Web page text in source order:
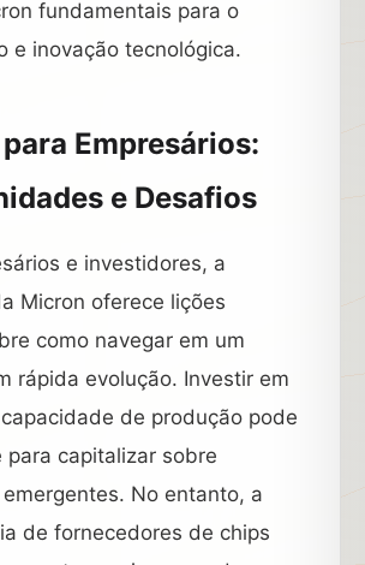
fundamentais para o
e inovação tecnológica.
Empresários:
e Desafios
e investidores, a
Micron oferece lições
como navegar em um
rápida evolução. Investir em
de produção pode
para capitalizar sobre
No entanto, a
de fornecedores de chips